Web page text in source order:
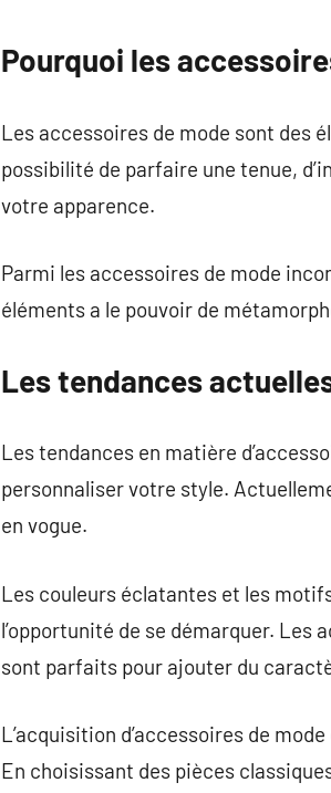
Pourquoi les
Les accessoires de mode sont des
possibilité de parfaire une tenue,
votre apparence.
Parmi les accessoires de mode
éléments a le pouvoir de
Les tendances
Les tendances en matière
personnaliser votre style.
en vogue.
Les couleurs éclatantes et les
l’opportunité de se démarquer. Les
sont parfaits pour ajouter du
L’acquisition d’accessoires de
En choisissant des pièces